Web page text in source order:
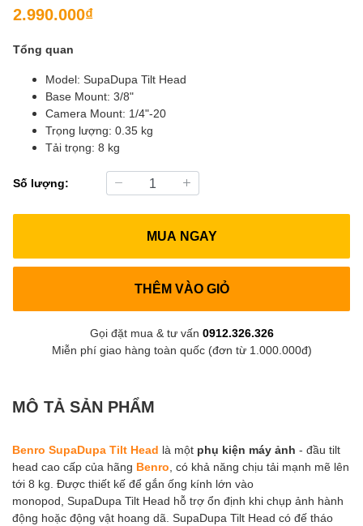
2.990.000₫
Tổng quan
Model: SupaDupa Tilt Head
Base Mount: 3/8"
Camera Mount: 1/4"-20
Trọng lượng: 0.35 kg
Tải trọng: 8 kg
Số lượng:
MUA NGAY
THÊM VÀO GIỎ
Gọi đặt mua & tư vấn 0912.326.326
Miễn phí giao hàng toàn quốc (đơn từ 1.000.000đ)
MÔ TẢ SẢN PHẨM
Benro SupaDupa Tilt Head là một phụ kiện máy ảnh - đầu tilt
head cao cấp của hãng Benro , có khả năng chịu tải mạnh mẽ lên
tới 8 kg. Được thiết kế để gắn ống kính lớn vào
monopod, SupaDupa Tilt Head hỗ trợ ổn định khi chụp ảnh hành
động hoặc động vật hoang dã. SupaDupa Tilt Head có đế tháo